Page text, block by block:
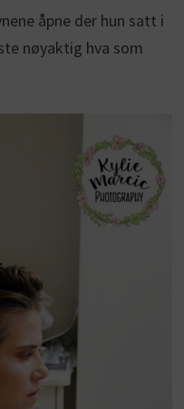
åpne der hun satt i
nøyaktig hva som